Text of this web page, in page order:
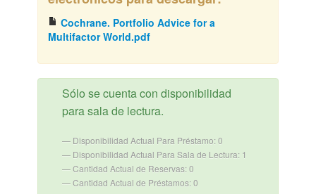
Cochrane. Portfolio Advice for a
Multifactor World.pdf
Sólo se cuenta con disponibilidad
para sala de lectura.
Disponibilidad Actual Para Préstamo: 0
Disponibilidad Actual Para Sala de Lectura: 1
Cantidad Actual de Reservas: 0
Cantidad Actual de Préstamos: 0